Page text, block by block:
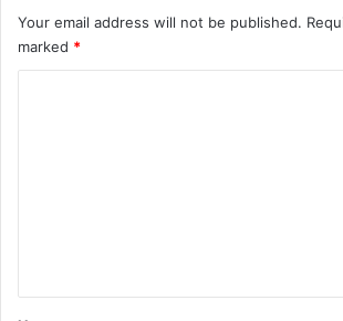
Your email address will not be published.
marked *